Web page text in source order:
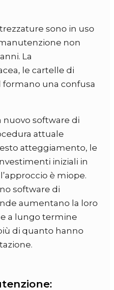
sono in uso
non
La
le cartelle di
formano una confusa
nuovo software di
attuale
atteggiamento, le
iniziali in
è miope.
software di
aumentano la loro
a lungo termine
di quanto hanno